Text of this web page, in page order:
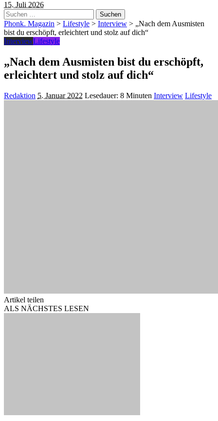
15. Juli 2026
Suchen
nach:
Phonk. Magazin > Lifestyle > Interview > „Nach dem Ausmisten
bist du erschöpft, erleichtert und stolz auf dich“
InterviewLifestyle
„Nach dem Ausmisten bist du erschöpft,
erleichtert und stolz auf dich“
Posted
Redaktion 5. Januar 2022 Lesedauer: 8 Minuten Interview Lifestyle
Artikel teilen
ALS NÄCHSTES LESEN